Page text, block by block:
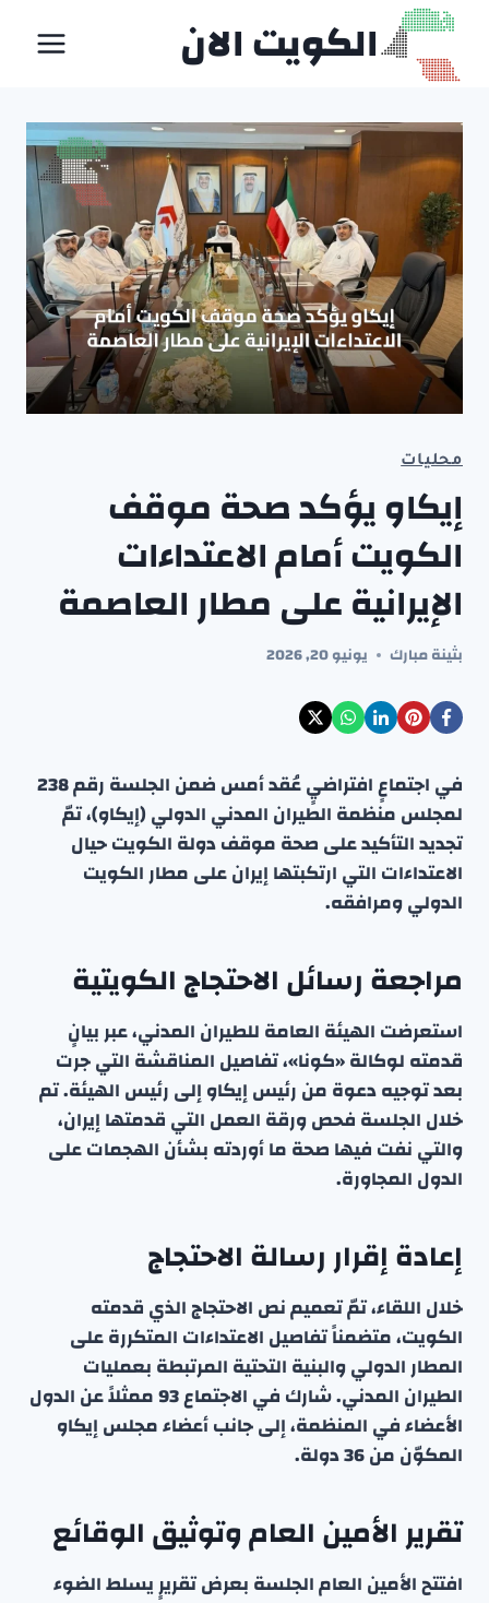
التجاوز
المحتوى
الكويت الان
محليات
إيكاو يؤكد صحة موقف
الكويت أمام الاعتداءات
الإيرانية على مطار العاصمة
بثينة مبارك يونيو 20, 2026
في اجتماعٍ افتراضيٍ عُقد أمس ضمن الجلسة رقم 238
لمجلس منظمة الطيران المدني الدولي (إيكاو)، تمّ
تجديد التأكيد على صحة موقف دولة الكويت حيال
الاعتداءات التي ارتكبتها إيران على مطار الكويت
الدولي ومرافقه.
مراجعة رسائل الاحتجاج الكويتية
استعرضت الهيئة العامة للطيران المدني، عبر بيانٍ
قدمته لوكالة «كونا»، تفاصيل المناقشة التي جرت
بعد توجيه دعوة من رئيس إيكاو إلى رئيس الهيئة. تم
خلال الجلسة فحص ورقة العمل التي قدمتها إيران،
والتي نفت فيها صحة ما أوردته بشأن الهجمات على
الدول المجاورة.
إعادة إقرار رسالة الاحتجاج
خلال اللقاء، تمّ تعميم نص الاحتجاج الذي قدمته
الكويت، متضمناً تفاصيل الاعتداءات المتكررة على
المطار الدولي والبنية التحتية المرتبطة بعمليات
الطيران المدني. شارك في الاجتماع 93 ممثلاً عن الدول
الأعضاء في المنظمة، إلى جانب أعضاء مجلس إيكاو
المكوّن من 36 دولة.
تقرير الأمين العام وتوثيق الوقائع
افتتح الأمين العام الجلسة بعرض تقريرٍ يسلط الضوء